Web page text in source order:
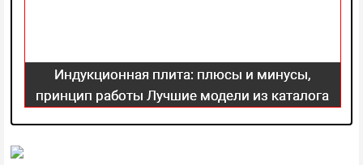
Индукционная плита: плюсы и минусы,
принцип работы Лучшие модели из каталога